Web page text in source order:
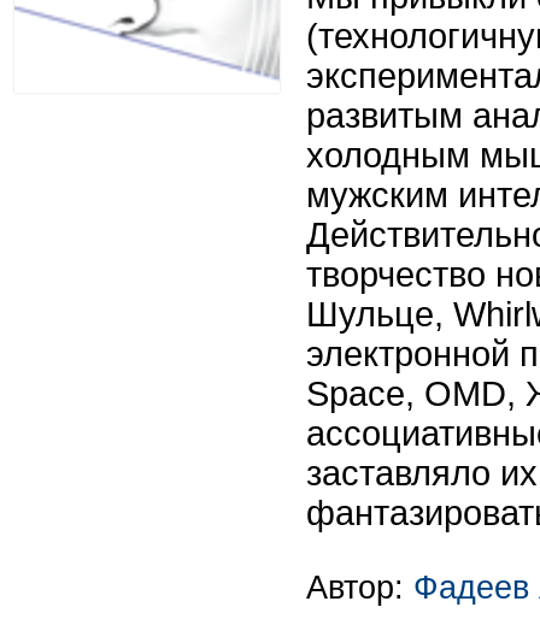
развитым
холодным
мужским
творчество
Шульце,
электронной
Space, OMD,
заставляло
Автор: Фадеев